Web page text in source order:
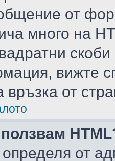
от
много на
вижте
връзка от
от